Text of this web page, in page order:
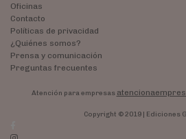
Oficinas
Contacto
Políticas de privacidad
¿Quiénes somos?
Prensa y comunicación
Preguntas frecuentes
Atención para empresas
Copyright © 2019 | Ediciones